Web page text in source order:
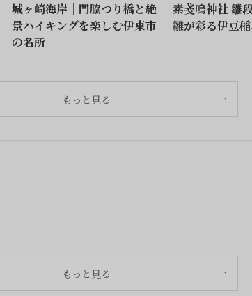
城ヶ崎海岸｜門脇つり橋と絶
景ハイキングを楽しむ伊東市
の名所
素戔嗚神社 雛
雛が彩る伊豆
もっと見る
もっと見る